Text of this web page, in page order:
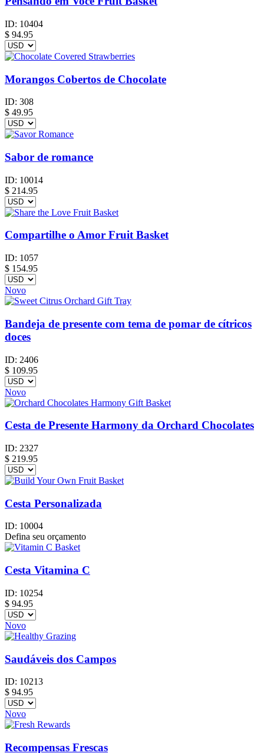
ID: 10404
$ 94.95
Morangos Cobertos de Chocolate
ID: 308
$ 49.95
Sabor de romance
ID: 10014
$ 214.95
Compartilhe o Amor Fruit Basket
ID: 1057
$ 154.95
Novo
Bandeja de presente com tema de pomar de cítricos
doces
ID: 2406
$ 109.95
Novo
Cesta de Presente Harmony da Orchard Chocolates
ID: 2327
$ 219.95
Cesta Personalizada
ID: 10004
Defina seu orçamento
Cesta Vitamina C
ID: 10254
$ 94.95
Novo
Saudáveis dos Campos
ID: 10213
$ 94.95
Novo
Recompensas Frescas